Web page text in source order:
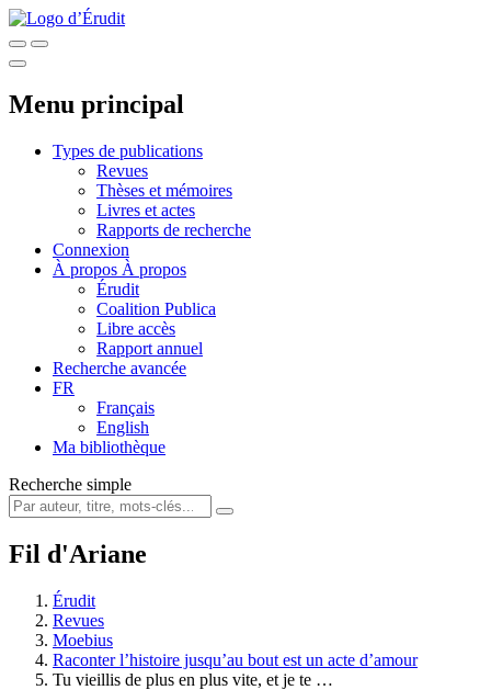
Menu principal
Types de publications
Revues
Thèses et mémoires
Livres et actes
Rapports de recherche
Connexion
À propos À propos
Érudit
Coalition Publica
Libre accès
Rapport annuel
Recherche avancée
FR
Français
English
Ma bibliothèque
Recherche simple
Fil d'Ariane
Érudit
Revues
Moebius
Raconter l’histoire jusqu’au bout est un acte d’amour
Tu vieillis de plus en plus vite, et je te …